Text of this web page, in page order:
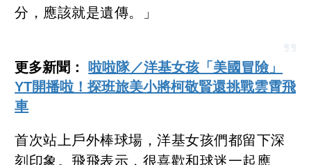
分，應該就是遺傳。」
更多新聞： 啦啦隊／洋基女孩「美國冒險」
YT開播啦！探班旅美小將柯敬賢還挑戰雲霄飛
車
首次站上戶外棒球場，洋基女孩們都留下深
刻印象。飛飛表示，很喜歡和球迷一起應